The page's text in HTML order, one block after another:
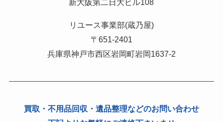
新大阪第二日大ビル108
リユース事業部(蔵乃屋)
〒651-2401
兵庫県神戸市西区岩岡町岩岡1637-2
買取・不用品回収・遺品整理などのお問い合わせ